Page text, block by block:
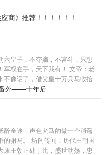
桶为何物？竟然如此方便！嘶...你
这镜子也如天上之物？” “还有
后，皇帝携太子再临桃源县。 且
，迎娶公主，登顶权利之巅！
代，希望大家看的开心
商》推荐！！！！！！
六皇子，不夺嫡，不宫斗，只想
军权在手，天下我有！ 文帝：老
不像话了，借父皇十万兵马收拾
有话好好说，别带着兵马回来吓
下，你觉得微臣那小女儿怎么
外——十年后
醉金迷，声色犬马的做一个逍遥
的驸马。 坊间传闻，历代王朝国
康王朝正处于此，盛世动荡，忠